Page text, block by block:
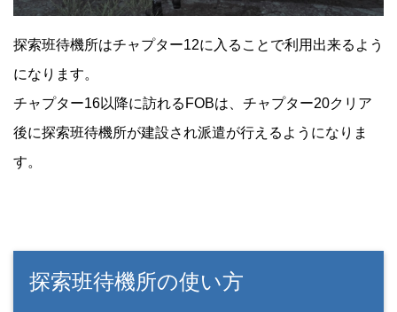
探索班待機所はチャプター12に入ることで利用出来るよう
になります。
チャプター16以降に訪れるFOBは、チャプター20クリア
後に探索班待機所が建設され派遣が行えるようになりま
す。
探索班待機所の使い方